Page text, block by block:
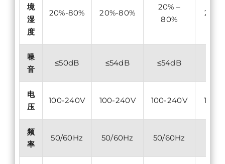
境
湿
度
20%-80% 20%-80%
20% –
80%
噪
音
≤50dB ≤54dB ≤54dB
电
压
100-240V 100-240V 100-240V 100-
频
率
50/60Hz 50/60Hz 50/60Hz